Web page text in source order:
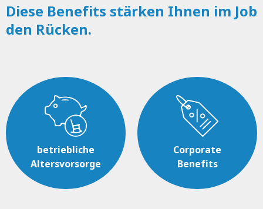
Diese Benefits stärken Ihnen im Job
den Rücken.
betriebliche
Altersvorsorge
Corporate
Benefits